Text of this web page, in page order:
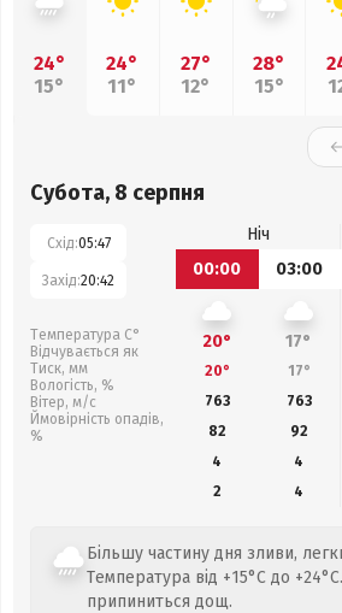
24°
15°
24°
11°
27°
12°
28°
15°
Субота, 8 серпня
Схід:05:47
Захід:20:42
Температура С°
Відчувається як
Тиск, мм
Вологість, %
Вітер, м/с
Ймовірність опадів,
%
Ніч
00:00
03:00
20° 17°
20° 17°
763
763
82
92
4
4
2
4
Більшу частину дня зливи,
Температура від +15°C до
припиниться дощ.